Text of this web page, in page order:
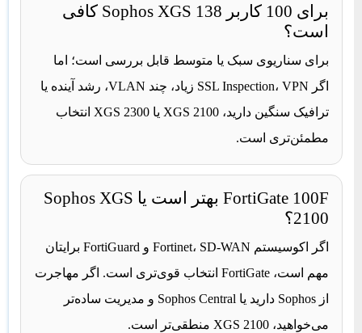
برای 100 کاربر Sophos XGS 138 کافی
است؟
برای سناریوی سبک یا متوسط قابل بررسی است؛ اما
اگر SSL Inspection، VPN زیاد، چند VLAN، رشد آینده یا
ترافیک سنگین دارید، XGS 2100 یا XGS 2300 انتخاب
مطمئن‌تری است.
FortiGate 100F بهتر است یا Sophos XGS
2100؟
اگر اکوسیستم Fortinet، SD-WAN و FortiGuard برایتان
مهم است، FortiGate انتخاب قوی‌تری است. اگر مهاجرت
از Sophos دارید یا Sophos Central و مدیریت ساده‌تر
می‌خواهید، XGS 2100 منطقی‌تر است.